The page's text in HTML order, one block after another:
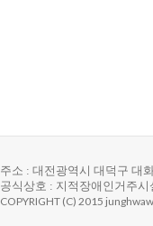
주소 : 대전광역시 대덕구 대
공식상호 : 지적장애인거주시
COPYRIGHT (C) 2015